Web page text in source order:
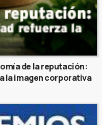
de la reputación:
la imagen corporativa